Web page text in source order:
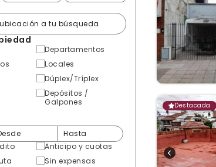
Departamentos
Locales
Dúplex/Tríplex
Depósitos /
Galpones
Anticipo y cuotas
Sin expensas
Destacada